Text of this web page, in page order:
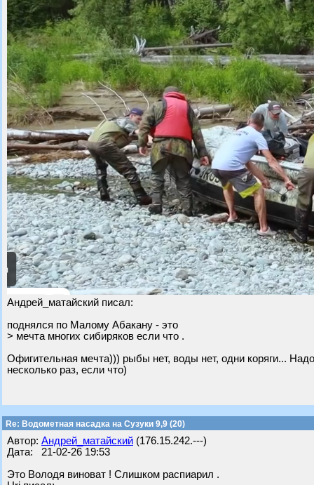
Андрей_матайский писал:
поднялся по Малому Абакану - это
> мечта многих сибиряков если что .
Офигительная мечта))) рыбы нет, воды нет, одни коряги...
несколько раз, если что)
Re: Водометная насадка на Сузуки 9,9 (20)
Автор: Андрей_матайский (176.15.242.---)
Дата: 21-02-26 19:53
Это Володя виноват ! Слишком распиарил .